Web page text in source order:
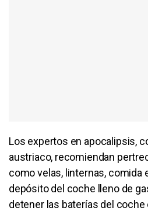
Los expertos en apocalipsis,
austriaco, recomiendan
como velas, linternas, comida
depósito del coche lleno de
detener las baterías del